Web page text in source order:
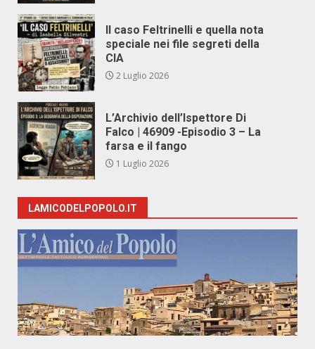
Il caso Feltrinelli e quella nota
speciale nei file segreti della
CIA
2 Luglio 2026
L’Archivio dell’Ispettore Di
Falco | 46909 -Episodio 3 – La
farsa e il fango
1 Luglio 2026
LAMICODELPOPOLO.IT